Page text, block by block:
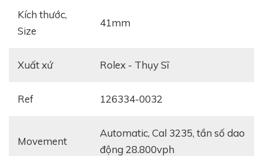
Kích thước,
Size
41mm
Xuất xứ Rolex - Thụy Sĩ
Ref 126334-0032
Movement
automatic, Cal 3235, tần số dao
động 28.800vph